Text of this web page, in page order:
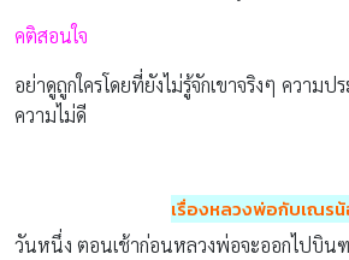
คติสอนใจ
อย่าดูถูกใครโดยที่ยังไม่รู้จักเขาจริงๆ ความ
ความไม่ดี
เรื่องหลวงพ่อกับเณร
วันหนึ่ง ตอนเช้าก่อนหลวงพ่อจะออกไปบินฑ